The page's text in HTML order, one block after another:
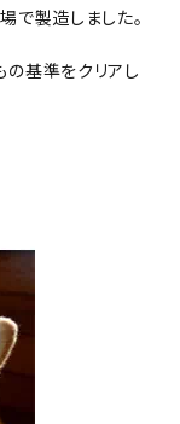
で製造しました。
基準をクリアし